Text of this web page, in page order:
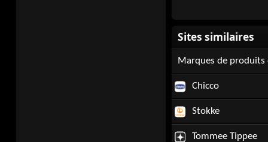
Marques de
Chicco
Stokke
Tommee Tippee